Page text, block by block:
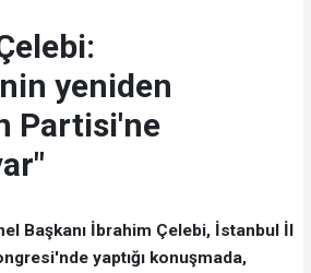
yeniden
Partisi'ne
Başkanı İbrahim Çelebi, İstanbul İl
yaptığı konuşmada,